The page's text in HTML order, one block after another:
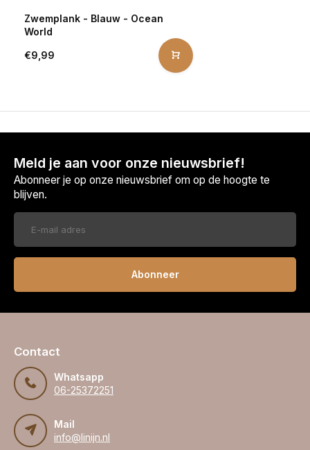
Zwemplank - Blauw - Ocean
World
€9,99
Meld je aan voor onze nieuwsbrief!
Abonneer je op onze nieuwsbrief om op de hoogte te
blijven.
Abonneer
Contact
Whatsapp
06-25372251
Mail
info@linijn.nl